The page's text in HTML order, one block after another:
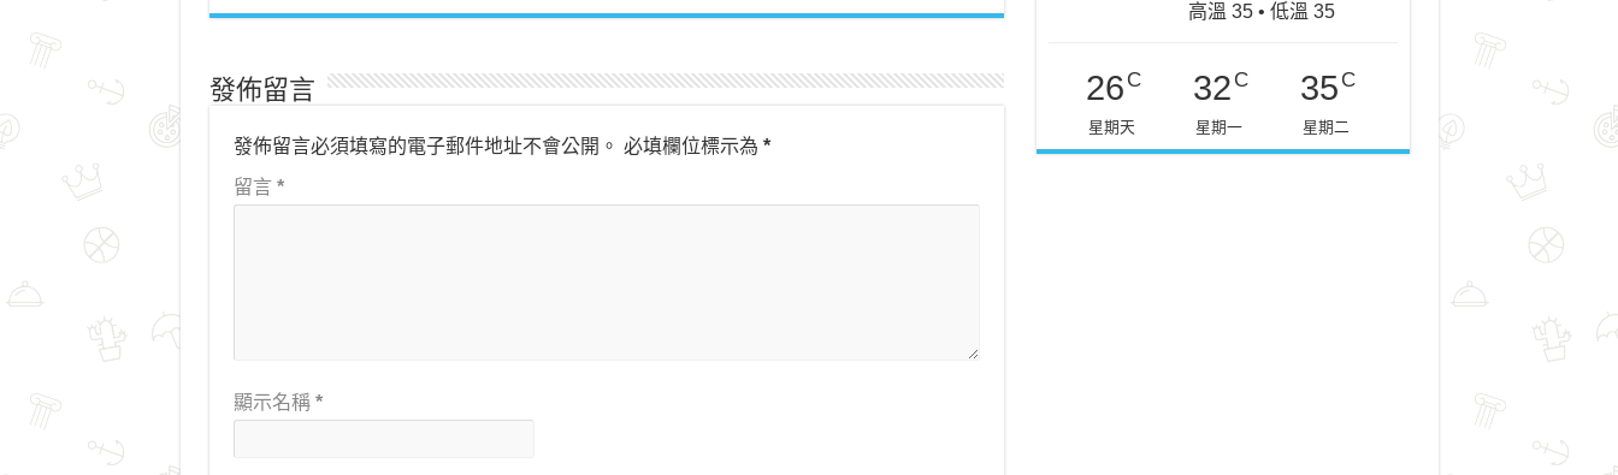
發佈留言
發佈留言必須填寫的電子郵件地址不會公開。 必填欄位標示為 *
留言 *
顯示名稱 *
高溫 35 • 低溫 35
26 C
星期天
32 C
星期一
35 C
星期二